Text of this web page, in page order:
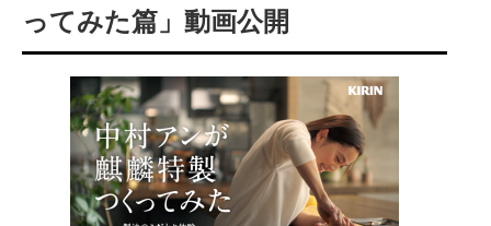
ってみた篇」動画公開